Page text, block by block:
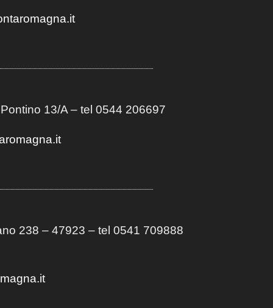
13/A– tel 0544 206697
238 – 47923 – tel 0541 709888